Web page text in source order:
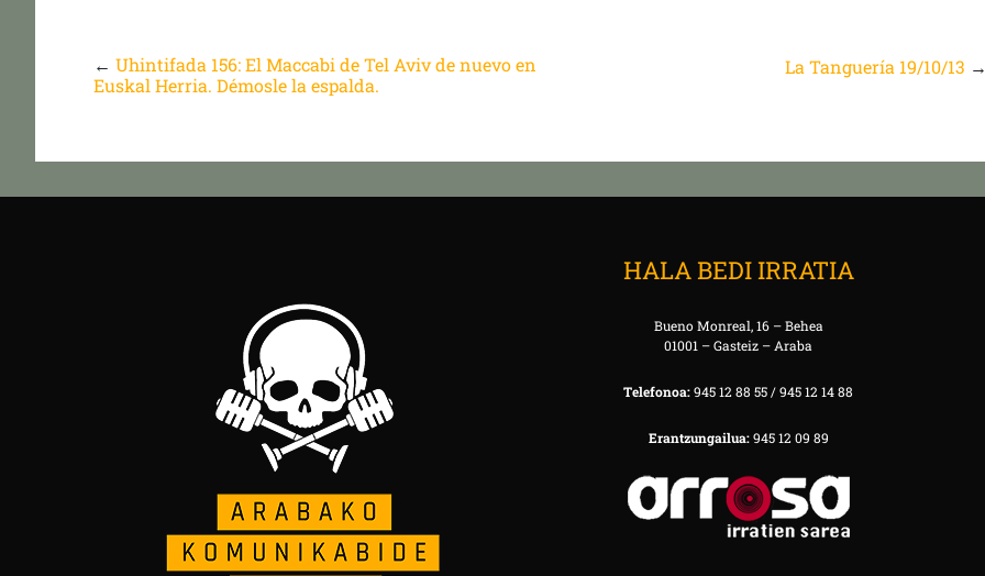
←Uhintifada 156: El Maccabi de Tel Aviv de nuevo en
Euskal Herria. Démosle la espalda.
La Tanguería 19/10/13
HALA BEDI IRRATIA
Bueno Monreal, 16 – Behea
01001 – Gasteiz – Araba
Telefonoa:945 12 88 55 / 945 12 14 88
Erantzungailua:945 12 09 89